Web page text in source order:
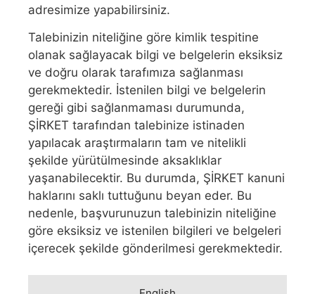
adresimize yapabilirsiniz.
Talebinizin niteliğine göre kimlik tespitine
olanak sağlayacak bilgi ve belgelerin eksiksiz
ve doğru olarak tarafımıza sağlanması
gerekmektedir. İstenilen bilgi ve belgelerin
gereği gibi sağlanmaması durumunda,
ŞİRKET tarafından talebinize istinaden
yapılacak araştırmaların tam ve nitelikli
şekilde yürütülmesinde aksaklıklar
yaşanabilecektir. Bu durumda, ŞİRKET kanuni
haklarını saklı tuttuğunu beyan eder. Bu
nedenle, başvurunuzun talebinizin niteliğine
göre eksiksiz ve istenilen bilgileri ve belgeleri
içerecek şekilde gönderilmesi gerekmektedir.